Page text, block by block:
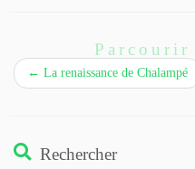
← La renaissance de Chalampé
Rechercher